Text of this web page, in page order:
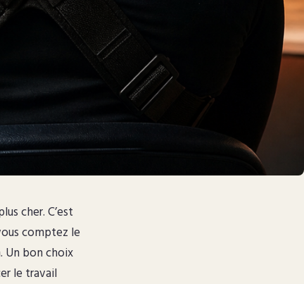
cher. C’est
comptez le
Un bon choix
le travail